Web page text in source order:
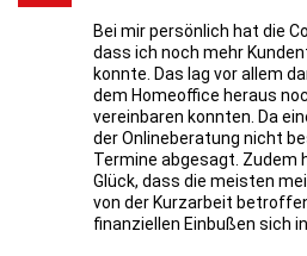
Bei mir persönlich hat die
dass ich noch mehr
konnte. Das lag vor allem
dem Homeoffice heraus
vereinbaren konnten. Da
der Onlineberatung nicht
Termine abgesagt. Zudem
Glück, dass die meisten
von der Kurzarbeit
finanziellen Einbußen sich